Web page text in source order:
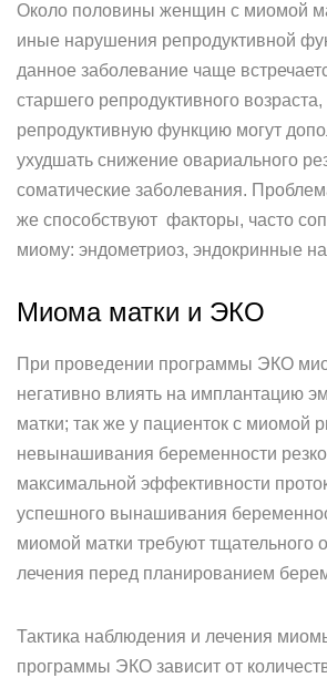
Около половины женщин с миомой
иные нарушения репродуктивной
данное заболевание чаще
старшего репродуктивного возраста,
репродуктивную функцию могут
ухудшать снижение овариального
соматические заболевания.
же способствуют факторы, часто
миому: эндометриоз, эндокринные
Миома матки и ЭКО
При проведении программы ЭКО
негативно влиять на имплантацию
матки; так же у пациенток с миомой
невынашивания беременности
максимальной эффективности
успешного вынашивания
миомой матки требуют тщательного
лечения перед планированием
Тактика наблюдения и лечения
программы ЭКО зависит от